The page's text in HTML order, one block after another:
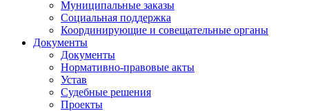
Муниципальные заказы
Социальная поддержка
Координирующие и совещательные органы
Документы
Документы
Нормативно-правовые акты
Устав
Судебные решения
Проекты